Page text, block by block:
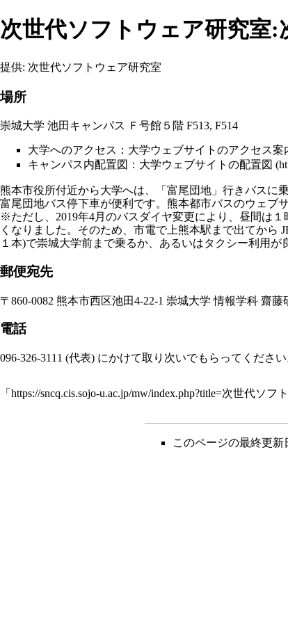
次世代ソフトウェア研究室
提供: 次世代ソフトウェア研究室
場所
崇城大学 池田キャンパス Ｆ号館５階 F513, F514
大学へのアクセス： 大学ウェブサイトのアクセス案
キャンパス内配置図： 大学ウェブサイトの配置図
熊本市役所付近から大学へは、「富尾団地」行きバスに
富尾団地バス停下車が便利です。 熊本都市バスのウェブ
※ただし、2019年4月のバスダイヤ変更により、昼間は１
くなりました。そのため、市電で上熊本駅まで出てから
１本)で崇城大学前まで乗るか、あるいはタクシー利用が
郵便宛先
〒860-0082 熊本市西区池田4-22-1 崇城大学 情報学科 齋藤
電話
096-326-3111 (代表) にかけて取り次いでもらってください
「 https://sncq.cis.sojo-u.ac.jp/mw/index.php?title=次世代ソ
このページの最終更新